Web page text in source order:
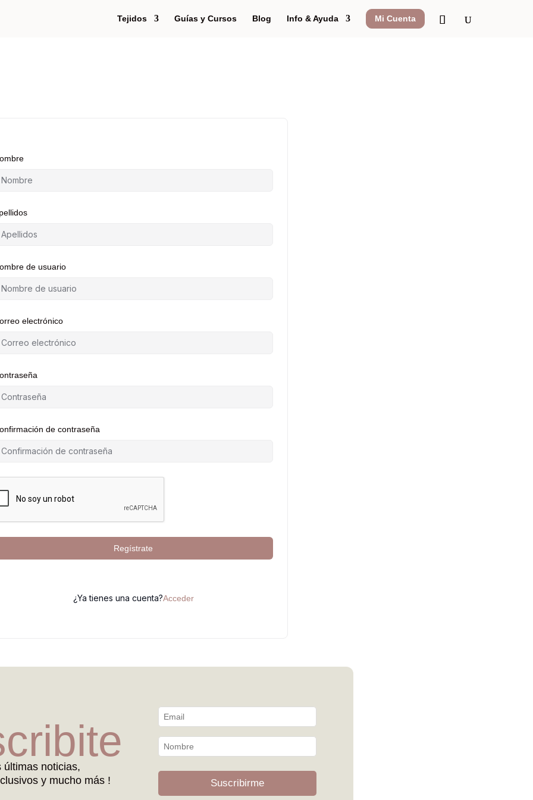
Tejidos Guías y Cursos Blog Info & Ayuda Mi Cuenta
de usuario
electrónico
de contraseña
Regístrate
¿Ya tienes una cuenta?Acceder
últimas noticias,
y mucho más !
Suscribirme